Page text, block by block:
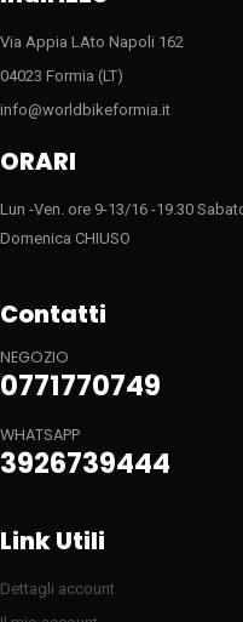
Via Appia LAto Napoli 162
04023 Formia (LT)
info@worldbikeformia.it
ORARI
Lun -Ven. ore 9-13/16 -19.30
Domenica CHIUSO
Contatti
NEGOZIO
0771770749
WHATSAPP
3926739444
Link Utili
Dettagli account